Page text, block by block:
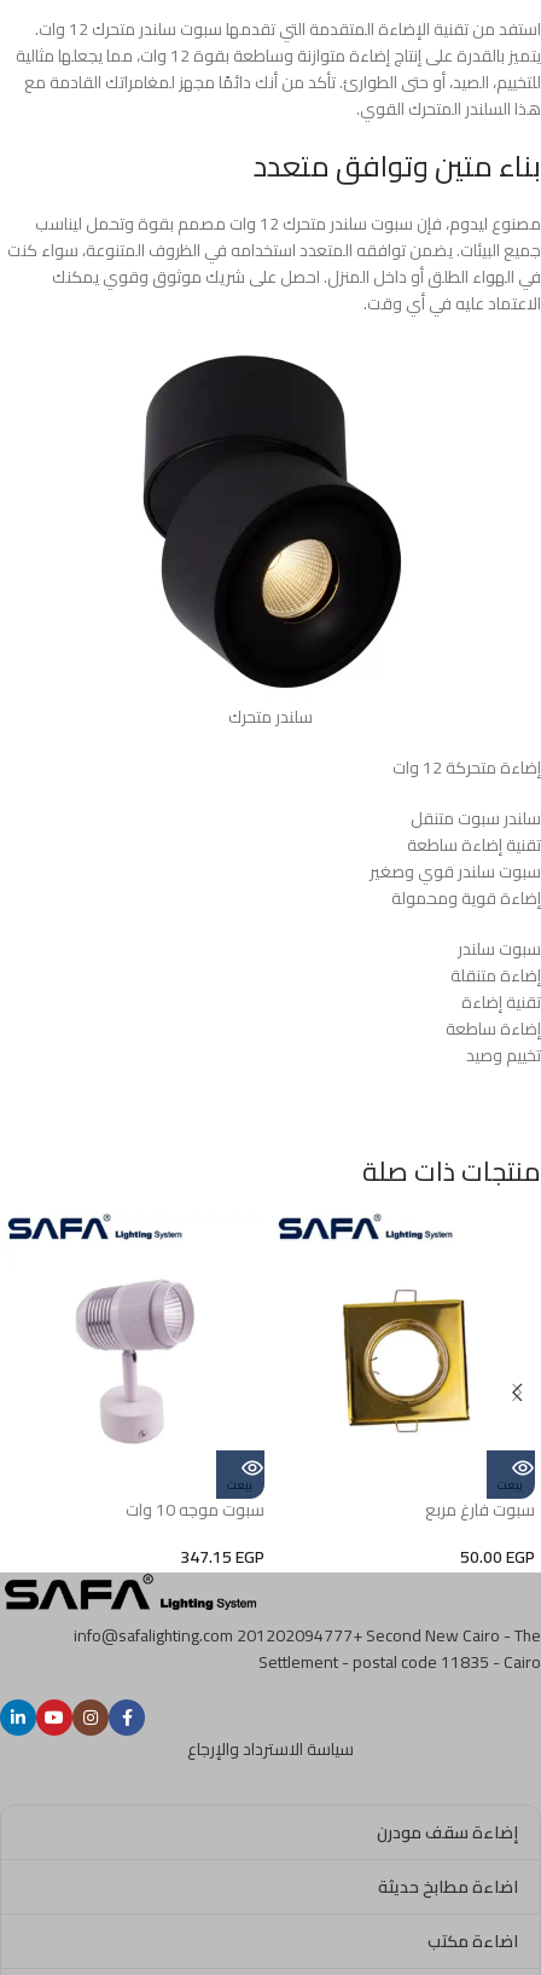
استفد من تقنية الإضاءة المتقدمة التي تقدمها سبوت سلندر متحرك 12 وات.
يتميز بالقدرة على إنتاج إضاءة متوازنة وساطعة بقوة 12 وات، مما يجعلها مثالية
للتخييم، الصيد، أو حتى الطوارئ. تأكد من أنك دائمًا مجهز لمغامراتك القادمة مع
هذا السلندر المتحرك القوي.
بناء متين وتوافق متعدد
مصنوع ليدوم، فإن سبوت سلندر متحرك 12 وات مصمم بقوة وتحمل ليناسب
جميع البيئات. يضمن توافقه المتعدد استخدامه في الظروف المتنوعة، سواء كنت
في الهواء الطلق أو داخل المنزل. احصل على شريك موثوق وقوي يمكنك
الاعتماد عليه في أي وقت.
سلندر متحرك
إضاءة متحركة 12 وات
سلندر سبوت متنقل
تقنية إضاءة ساطعة
سبوت سلندر قوي وصغير
إضاءة قوية ومحمولة
سبوت سلندر
إضاءة متنقلة
تقنية إضاءة
إضاءة ساطعة
تخييم وصيد
منتجات ذات صلة
بيعت
سبوت فارغ مربع
50.00EGP
بيعت
سبوت موجه 10 وات
347.15EGP
info@safalighting.com201202094777+Second New Cairo - The
Settlement - postal code 11835 - Cairo
سياسة الاسترداد والإرجاع
إضاءة سقف مودرن
اضاءة مطابخ حديثة
اضاءة مكتب